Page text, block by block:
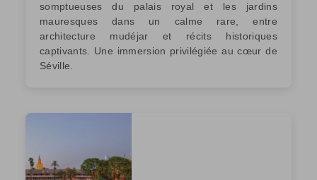
somptueuses du palais royal et les jardins
mauresques dans un calme rare, entre
architecture mudéjar et récits historiques
captivants. Une immersion privilégiée au cœur de
Séville.